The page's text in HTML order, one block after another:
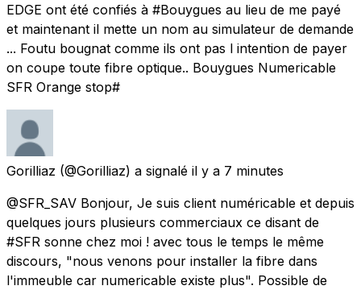
EDGE ont été confiés à #Bouygues au lieu de me payé
et maintenant il mette un nom au simulateur de demande
... Foutu bougnat comme ils ont pas l intention de payer
on coupe toute fibre optique.. Bouygues Numericable
SFR Orange stop#
Gorilliaz (@Gorilliaz) a signalé il y a 7 minutes
@SFR_SAV Bonjour, Je suis client numéricable et depuis
quelques jours plusieurs commerciaux ce disant de
#SFR sonne chez moi ! avec tous le temps le même
discours, "nous venons pour installer la fibre dans
l'immeuble car numericable existe plus". Possible de